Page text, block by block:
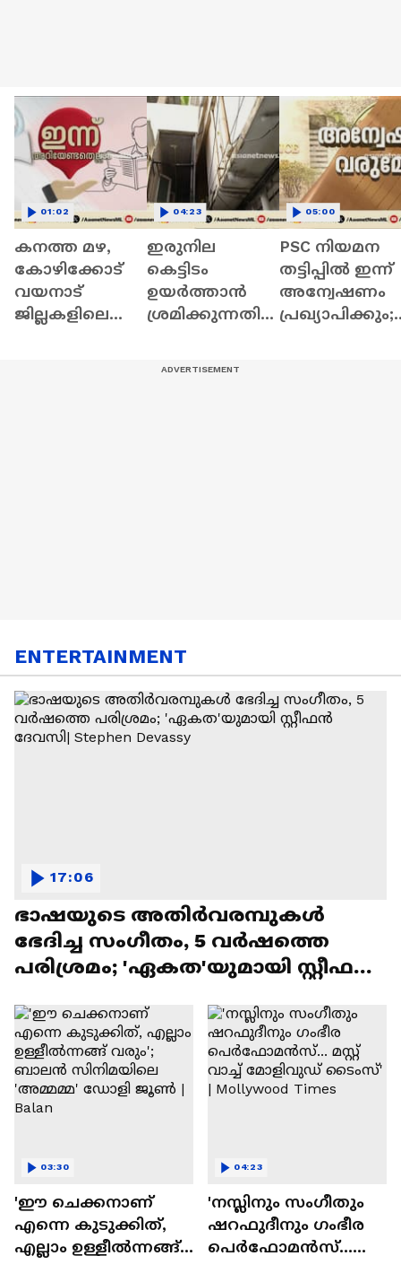
കനത്ത മഴ,
കോഴിക്കോട്
വയനാട്
ജില്ലകളിലെ
01:02
ഇരുനില
കെട്ടിടം
ഉയര്‍ത്താൻ
ശ്രമിക്കുന്നതിനി
04:23
PSC നിയമന
തട്ടിപ്പിൽ ഇന്ന്
അന്വേഷണം
പ്രഖ്യാപിക്കും;
05:00
ENTERTAINMENT
ഭാഷയുടെ അതിർവരമ്പുകൾ
ഭേദിച്ച സംഗീതം, 5 വർഷത്തെ
പരിശ്രമം; 'ഏകത'യുമായി സ്റ്റീഫൻ
17:06
'ഈ ചെക്കനാണ്
എന്നെ കുടുക്കിത്,
എല്ലാം ഉള്ളീൽന്നങ്ങ്
03:30
'നസ്ലിനും സംഗീതും
ഷറഫുദീനും ഗംഭീര
പെർഫോമൻസ്...
04:23